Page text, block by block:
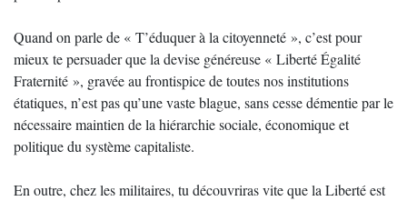
Quand on parle de « T’éduquer à la citoyenneté », c’est pour
mieux te persuader que la devise généreuse « Liberté Égalité
Fraternité », gravée au frontispice de toutes nos institutions
étatiques, n’est pas qu’une vaste blague, sans cesse démentie par le
nécessaire maintien de la hiérarchie sociale, économique et
politique du système capitaliste.
En outre, chez les militaires, tu découvriras vite que la Liberté est